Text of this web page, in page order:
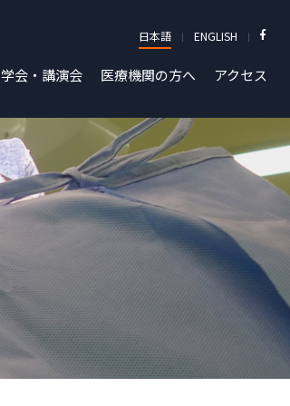
日本語 ENGLISH
学会・講演会 医療機関の方へ アクセス